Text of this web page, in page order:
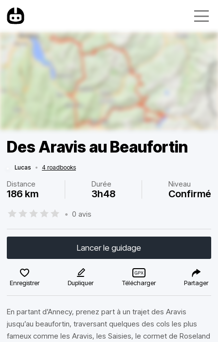
Des Aravis au Beaufortin
Lucas • 4 roadbooks
Distance
186 km
Durée
3h48
Niveau
Confirmé
• 0 avis
Lancer le guidage
Enregistrer Dupliquer Télécharger Partager
En partant d’Annecy, prenez part à un trajet des Aravis
jusqu’au beaufortin, traversant quelques des cols les plus
fameux comme les Aravis, les Saisies, le cormet de Roseland